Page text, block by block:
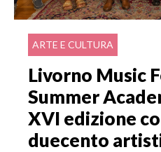
ARTE E CULTURA
Livorno Music
Summer
XVI edizione
duecento